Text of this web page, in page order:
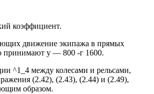
коэффициент.
движение экипажа в прямых
принимают у — 800 -г 1600.
^1_4 между колесами и рельсами,
(2.42), (2.43), (2.44) и (2.49),
образом.